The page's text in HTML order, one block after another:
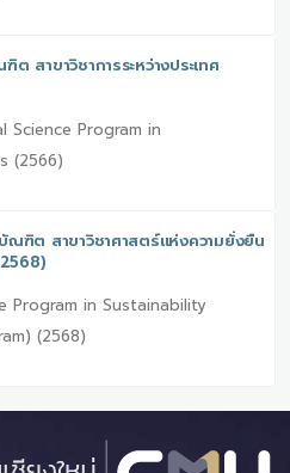
สาขาวิชาการระหว่างประเทศ
Science Program in
(2566)
ฑิต สาขาวิชาศาสตร์แห่งความยั่งยืน
Program in Sustainability
(2568)